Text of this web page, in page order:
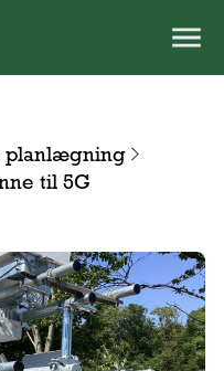
planlægning
til 5G